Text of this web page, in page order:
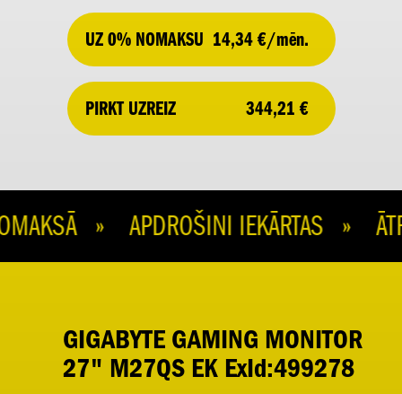
UZ 0% NOMAKSU 14,34 €/mēn.
PIRKT UZREIZ 344,21 €
» APDROŠINI IEKĀRTAS »
GIGABYTE GAMING MONITOR
27" M27QS EK ExId:499278